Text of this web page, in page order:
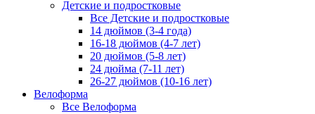
Детские и подростковые
Все Детские и подростковые
14 дюймов (3-4 года)
16-18 дюймов (4-7 лет)
20 дюймов (5-8 лет)
24 дюйма (7-11 лет)
26-27 дюймов (10-16 лет)
Велоформа
Все Велоформа